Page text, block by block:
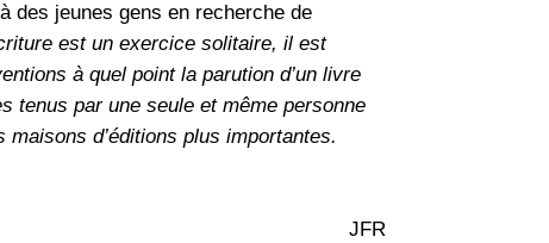
des jeunes gens en recherche de
est un exercice solitaire, il est
à quel point la parution d’un livre
tenus par une seule et même personne
d’éditions plus importantes.
JFR